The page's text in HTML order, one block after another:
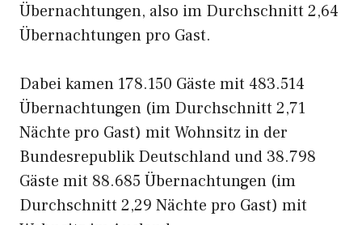
Übernachtungen, also im Durchschnitt 2,64
Übernachtungen pro Gast.
Dabei kamen 178.150 Gäste mit 483.514
Übernachtungen (im Durchschnitt 2,71
Nächte pro Gast) mit Wohnsitz in der
Bundesrepublik Deutschland und 38.798
Gäste mit 88.685 Übernachtungen (im
Durchschnitt 2,29 Nächte pro Gast) mit